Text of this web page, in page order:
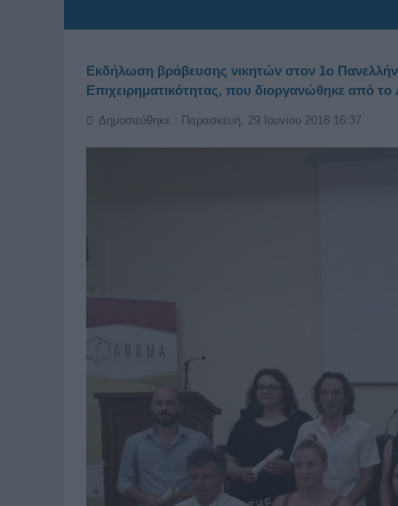
Εκδήλωση βράβευσης νικητών στον 1ο
Επιχειρηματικότητας, που διοργανώθηκε από
Δημοσιεύθηκε : Παρασκευή, 29 Ιουνίου 2018 16:37